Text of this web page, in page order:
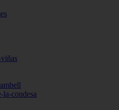
condesa